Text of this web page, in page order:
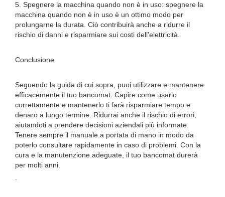
5. Spegnere la macchina quando non è in uso: spegnere la
macchina quando non è in uso è un ottimo modo per
prolungarne la durata. Ciò contribuirà anche a ridurre il
rischio di danni e risparmiare sui costi dell'elettricità.
Conclusione
Seguendo la guida di cui sopra, puoi utilizzare e mantenere
efficacemente il tuo bancomat. Capire come usarlo
correttamente e mantenerlo ti farà risparmiare tempo e
denaro a lungo termine. Ridurrai anche il rischio di errori,
aiutandoti a prendere decisioni aziendali più informate.
Tenere sempre il manuale a portata di mano in modo da
poterlo consultare rapidamente in caso di problemi. Con la
cura e la manutenzione adeguate, il tuo bancomat durerà
per molti anni.